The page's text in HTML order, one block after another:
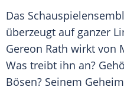
Das
überzeugt auf ganzer
Gereon Rath wirkt von
Was treibt ihn an?
Bösen? Seinem